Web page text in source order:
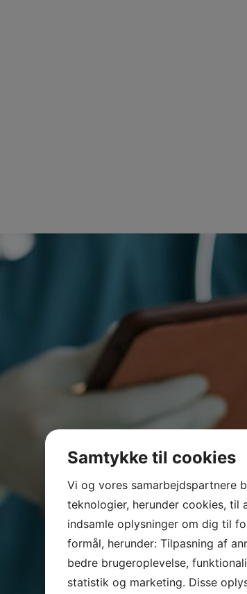
Samtykke til cookies
Vi og vores samarbejdspartnere
teknologier, herunder cookies, til
indsamle oplysninger om dig til
formål, herunder: Tilpasning af
bedre brugeroplevelse,
statistik og marketing. Disse